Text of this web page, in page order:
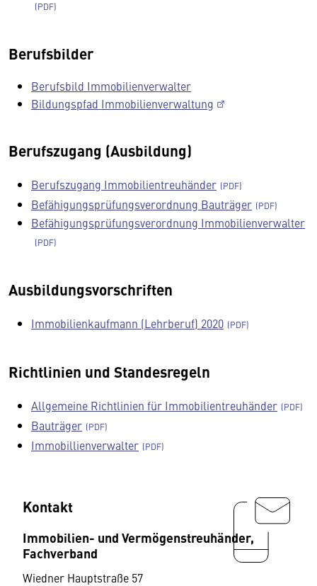
Berufsbilder
Berufsbild Immobilienverwalter
Bildungspfad Immobilienverwaltung
Berufszugang (Ausbildung)
Berufszugang Immobilientreuhänder
Befähigungsprüfungsverordnung Bauträger
Befähigungsprüfungsverordnung Immobilienverwalter
Ausbildungsvorschriften
Immobilienkaufmann (Lehrberuf) 2020
Richtlinien und Standesregeln
Allgemeine Richtlinien für Immobilientreuhänder
Bauträger
Immobillienverwalter
Kontakt
Immobilien- und Vermögenstreuhänder,
Fachverband
Wiedner Hauptstraße 57